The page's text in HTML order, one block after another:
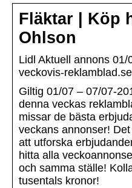
Fläktar | Köp
Ohlson
Lidl Aktuell annons
veckovis-reklamblad.se
Giltig 01/07 – 07/07-
denna veckas
missar de bästa
veckans annonser!
att utforska
hitta alla
och samma ställe!
tusentals kronor!